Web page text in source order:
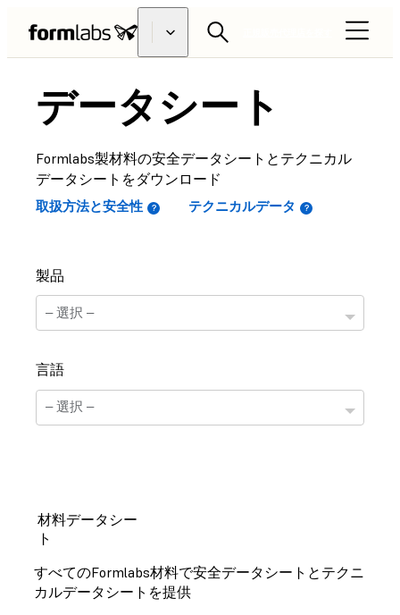
データシート
Formlabs製材料の安全データシートとテクニカル
データシートをダウンロード
取扱方法と安全性 テクニカルデータ
製品
言語
ご指定材料のテクニカルデータシートはまだご用意で
きておりません。
材料データシー
ト
すべてのFormlabs材料で安全データシートとテクニ
カルデータシートを提供